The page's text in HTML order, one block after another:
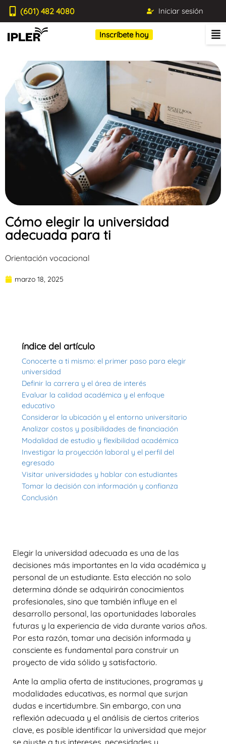
(601) 482 4080 Iniciar sesión
Inscríbete hoy
Cómo elegir la universidad
adecuada para ti
Orientación vocacional
marzo 18, 2025
índice del artículo
Conocerte a ti mismo: el primer paso para elegir
universidad
Definir la carrera y el área de interés
Evaluar la calidad académica y el enfoque
educativo
Considerar la ubicación y el entorno universitario
Analizar costos y posibilidades de financiación
Modalidad de estudio y flexibilidad académica
Investigar la proyección laboral y el perfil del
egresado
Visitar universidades y hablar con estudiantes
Tomar la decisión con información y confianza
Conclusión
Elegir la universidad adecuada es una de las
decisiones más importantes en la vida académica y
personal de un estudiante. Esta elección no solo
determina dónde se adquirirán conocimientos
profesionales, sino que también influye en el
desarrollo personal, las oportunidades laborales
futuras y la experiencia de vida durante varios años.
Por esta razón, tomar una decisión informada y
consciente es fundamental para construir un
proyecto de vida sólido y satisfactorio.
Ante la amplia oferta de instituciones, programas y
modalidades educativas, es normal que surjan
dudas e incertidumbre. Sin embargo, con una
reflexión adecuada y el análisis de ciertos criterios
clave, es posible identificar la universidad que mejor
se ajuste a tus intereses, necesidades y